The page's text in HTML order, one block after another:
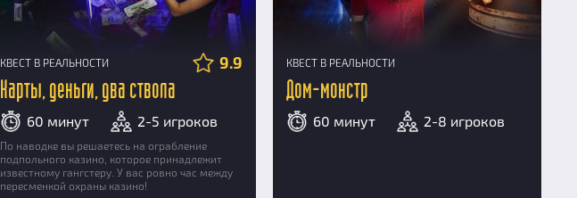
КВЕСТ В РЕАЛЬНОСТИ 9.9
Карты, деньги, два ствола
60 минут 2-5 игроков
По наводке вы решаетесь на ограбление
подпольного казино, которое принадлежит
известному гангстеру. У вас ровно час между
пересменкой охраны казино!
КВЕСТ В РЕАЛЬНОСТИ
Дом-монстр
60 минут 2-8 игроков